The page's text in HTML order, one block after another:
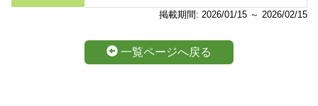
掲載期間: 2026/01/15 ～ 2026/02/15
一覧ページへ戻る